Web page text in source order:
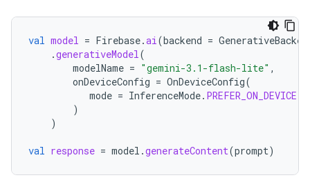
val model = Firebase.ai (backend =
.generativeModel (
modelName = "gemini-3.1-flash-lite" ,
onDeviceConfig = OnDeviceConfig(
mode = InferenceMode. PREFER_ON_DEVICE
)
)
val response = model .generateContent(prompt)